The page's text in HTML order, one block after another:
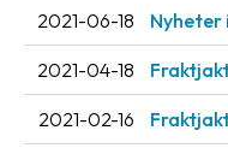
Förbjudet
och
farligt
innehåll
2021-06-18 Nyheter
2021-04-18
2021-02-16